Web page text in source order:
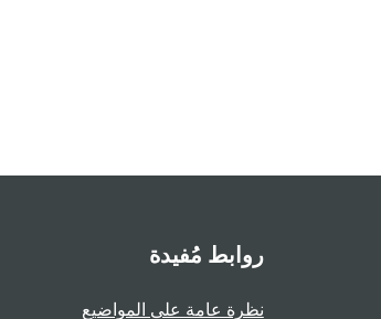
روابط مُفيدة
نظرة عامة على المواضيع